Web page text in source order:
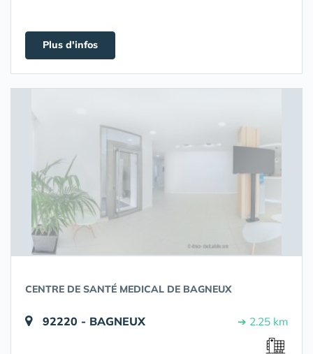
Plus d'infos
CENTRE DE SANTÉ MEDICAL DE BAGNEUX
92220 - BAGNEUX ➔ 2.25 km